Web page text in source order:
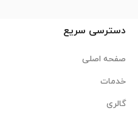
دسترسی سریع
صفحه اصلی
خدمات
گالری